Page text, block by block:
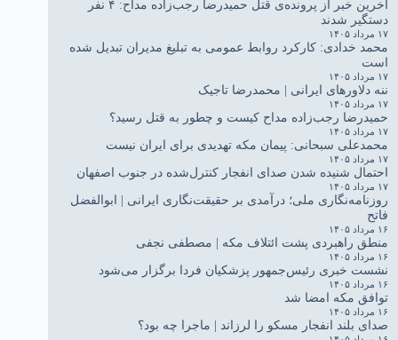
آخرین خبر از پرونده‌ی قتل حمیدرضا رجب‌زاده مداح: ۴ نفر
دستگیر شدند
۱۷ مرداد ۱۴۰۵
محمد خدادی: کارکرد روابط عمومی به تبلیغ مدیران تبدیل شده
است
۱۷ مرداد ۱۴۰۵
ننه دلاورهای ایرانی | محمدرضا تاجیک
۱۷ مرداد ۱۴۰۵
حمیدرضا رجب‌زاده مداح کیست و چطور به قتل رسید؟
۱۷ مرداد ۱۴۰۵
محمدعلی سبحانی: پیمان مکه تهدیدی برای ایران نیست
۱۷ مرداد ۱۴۰۵
احتمال شنیده شدن صدای انفجار کنترل‌شده در جنوب اصفهان
۱۷ مرداد ۱۴۰۵
روزنامه‌نگاری ملی؛ درآمدی بر حقیقت‌نگاری ایرانی | ابوالفضل
فاتح
۱۶ مرداد ۱۴۰۵
منطق راهبردی پشت ائتلاف مکه | مصطفی نجفی
۱۶ مرداد ۱۴۰۵
نشست خبری رئیس‌جمهور پزشکیان فردا برگزار می‌شود
۱۶ مرداد ۱۴۰۵
توافق مکه امضا شد
۱۶ مرداد ۱۴۰۵
صدای بلند انفجار مسکو را لرزاند | ماجرا چه بود؟